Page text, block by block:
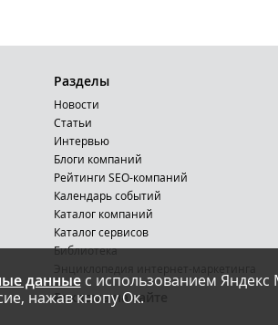
данныес использованием Яндекс
нажав кнопу Ок.
Разделы
Новости
Статьи
Интервью
Блоги компаний
Рейтинги SEO-компаний
Календарь событий
Каталог компаний
Каталог сервисов
Библиотека
Реклама на сайте